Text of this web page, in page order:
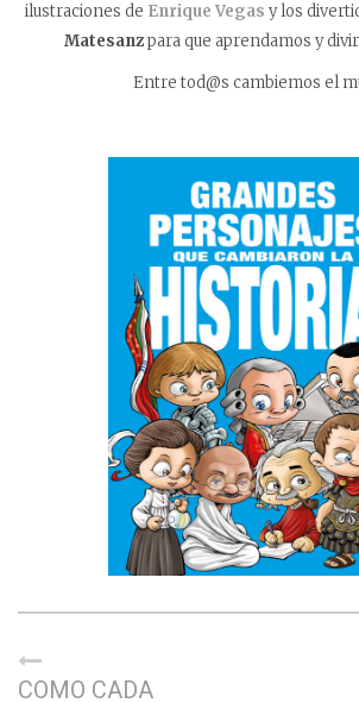
ilustraciones de Enrique Vegas y los
Matesanzpara que aprendamos y
Entre tod@s cambiemos el
COMO CADA